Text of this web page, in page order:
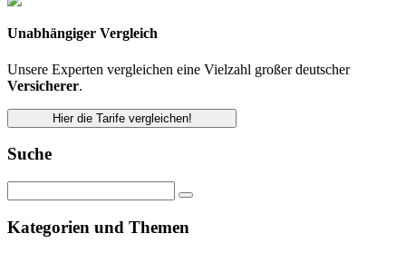
Unabhängiger Vergleich
Unsere Experten vergleichen eine Vielzahl großer deutscher
Versicherer.
Hier die Tarife vergleichen!
Suche
Kategorien und Themen